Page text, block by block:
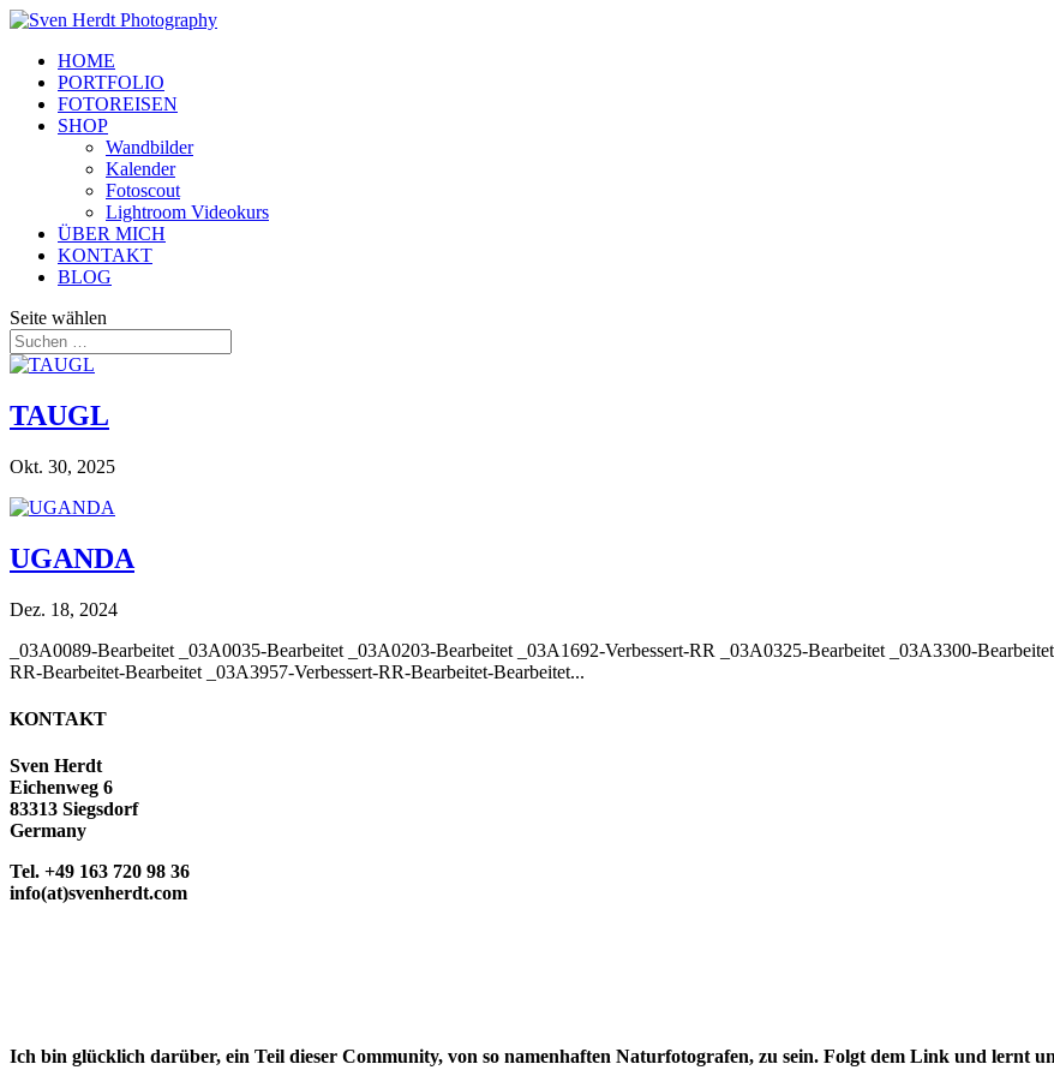
HOME
PORTFOLIO
FOTOREISEN
SHOP
Wandbilder
Kalender
Fotoscout
Lightroom Videokurs
ÜBER MICH
KONTAKT
BLOG
Seite wählen
TAUGL
Okt. 30, 2025
UGANDA
Dez. 18, 2024
_03A0089-Bearbeitet _03A0035-Bearbeitet _03A0203-Bearbeitet _03A1692-Verbessert-RR _03A0325-Bearbeitet _03A3300-
RR-Bearbeitet-Bearbeitet _03A3957-Verbessert-RR-Bearbeitet-Bearbeitet...
KONTAKT
Sven Herdt
Eichenweg 6
83313 Siegsdorf
Germany
Tel. +49 163 720 98 36
info(at)svenherdt.com
Ich bin glücklich darüber, ein Teil dieser Community, von so namenhaften Naturfotografen, zu sein. Folgt dem Link und lernt